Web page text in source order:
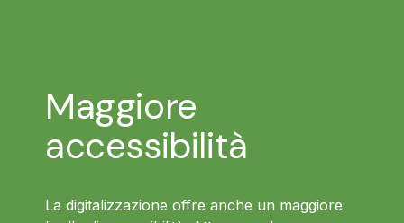
Maggiore
accessibilità
La digitalizzazione offre anche un maggiore